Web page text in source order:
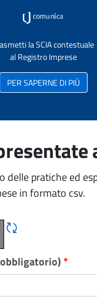
la SCIA contestuale
al Registro Imprese
PER SAPERNE DI PIÙ
delle pratiche ed
in formato csv.
Rigene CAPTCHA
*